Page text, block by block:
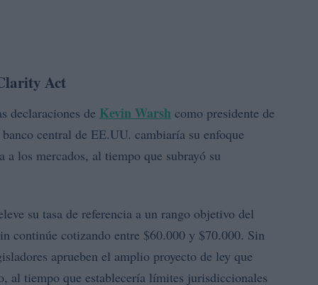
Act
declaraciones de Kevin Warsh como presidente de
central de EE.UU. cambiaría su enfoque
los mercados, al tiempo que subrayó su
su tasa de referencia a un rango objetivo del
continúe cotizando entre $60.000 y $70.000. Sin
aprueben el amplio proyecto de ley que
al tiempo que establecería límites jurisdiccionales